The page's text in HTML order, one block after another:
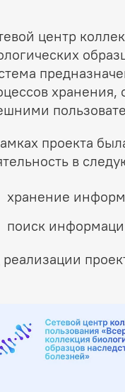
центр
хранения,
проекта
в
хранение
поиск
реализации